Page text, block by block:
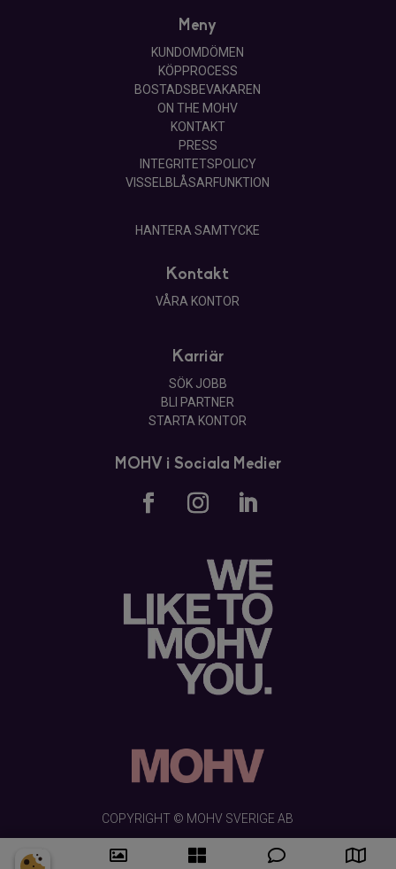
Meny
KUNDOMDÖMEN
KÖPPROCESS
BOSTADSBEVAKAREN
ON THE MOHV
KONTAKT
PRESS
INTEGRITETSPOLICY
VISSELBLÅSARFUNKTION
HANTERA SAMTYCKE
Kontakt
VÅRA KONTOR
Karriär
SÖK JOBB
BLI PARTNER
STARTA KONTOR
MOHV i Sociala Medier
COPYRIGHT © MOHV SVERIGE AB